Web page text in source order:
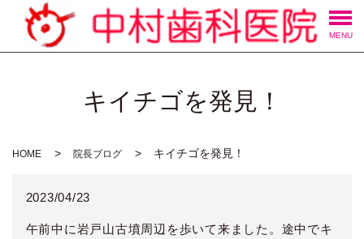
MENU
キイチゴを発見！
HOME 院長ブログ キイチゴを発見！
2023/04/23
午前中に岩戸山古墳周辺を歩いて来ました。途中でキ